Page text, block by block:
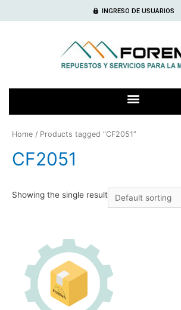
INGRESO DE USUARIOS
Home / Products tagged “CF2051”
CF2051
Showing the single result